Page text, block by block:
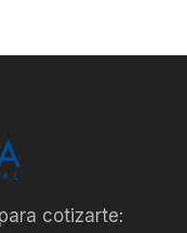
cotizarte: